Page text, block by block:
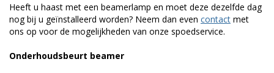
Heeft u haast met een beamerlamp en moet deze dezelfde dag
nog bij u geïnstalleerd worden? Neem dan even contact met
ons op voor de mogelijkheden van onze spoedservice.
Onderhoudsbeurt beamer